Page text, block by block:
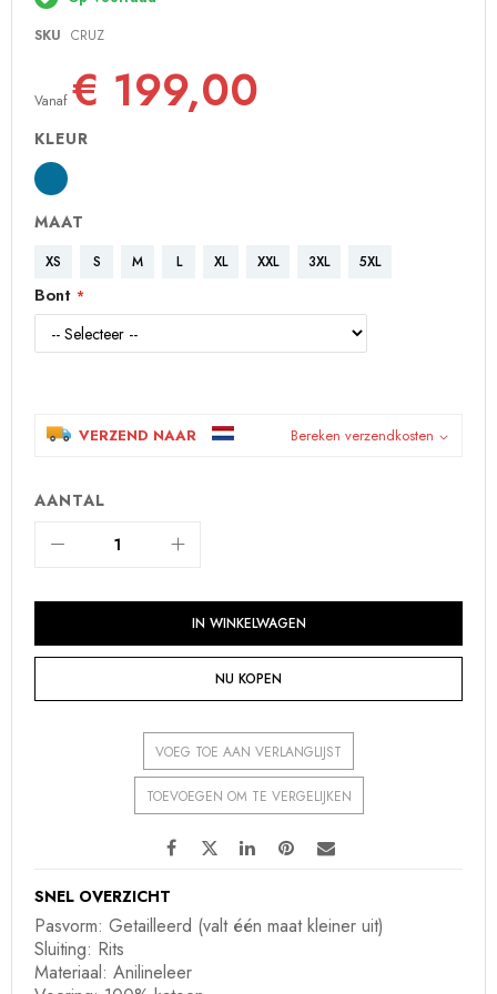
de
afbeeldingen-
SKU CRUZ
Vanaf € 199,00
KLEUR
MAAT
XS S M L XL XXL 3XL 5XL
Bont
VERZEND NAAR Bereken verzendkosten
AANTAL
IN WINKELWAGEN
NU KOPEN
VOEG TOE AAN VERLANGLIJST
TOEVOEGEN OM TE VERGELIJKEN
SNEL OVERZICHT
Pasvorm: Getailleerd (valt één maat kleiner uit)
Sluiting: Rits
Materiaal: Anilineleer